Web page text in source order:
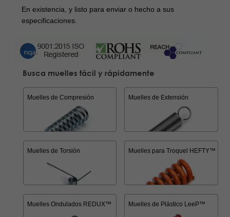
En existencia, y listo para enviar o hecho a sus
especificaciones.
Busca muelles fácil y rápidamente
Muelles de Compresión Muelles de Extensión
Muelles de Torsión Muelles para Troquel HEFTY™
Muelles Ondulados REDUX™ Muelles de Plástico LeeP™